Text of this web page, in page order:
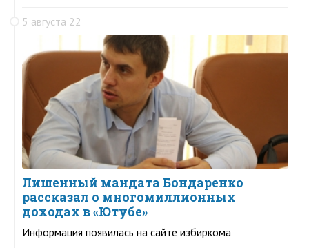
5 августа 22
Лишенный мандата Бондаренко
рассказал о многомиллионных
доходах в «Ютубе»
Информация появилась на сайте избиркома